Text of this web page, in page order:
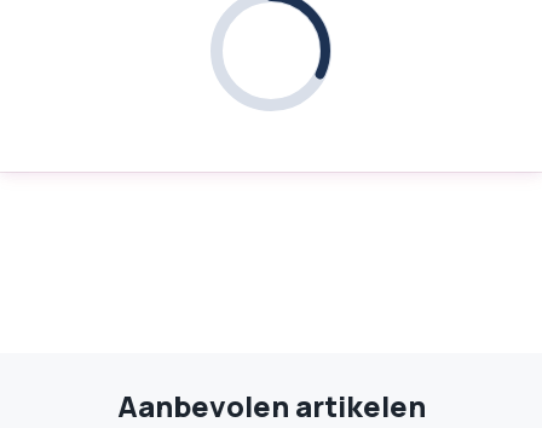
Aanbevolen artikelen